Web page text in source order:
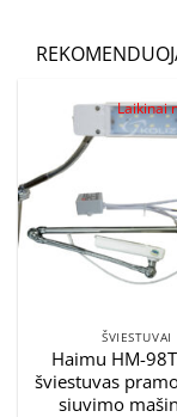
Laikinai
ŠVIESTUVAI
Haimu HM-
šviestuvas
siuvimo